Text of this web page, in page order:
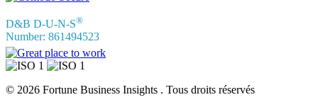
D&B D-U-N-S®
Number: 861494523
© 2026 Fortune Business Insights . Tous droits réservés